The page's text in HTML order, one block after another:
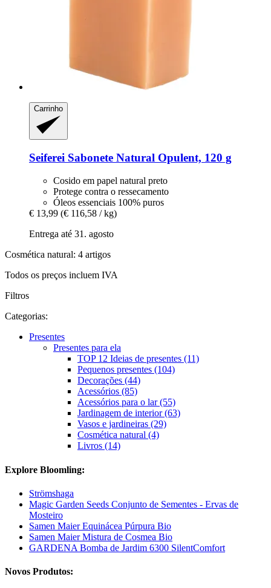
Carrinho
Seiferei Sabonete Natural Opulent, 120 g
Cosido em papel natural preto
Protege contra o ressecamento
Óleos essenciais 100% puros
€ 13,99 (€ 116,58 / kg)
Entrega até 31. agosto
Cosmética natural: 4 artigos
Todos os preços incluem IVA
Filtros
Categorias:
Presentes
Presentes para ela
TOP 12 Ideias de presentes (11)
Pequenos presentes (104)
Decorações (44)
Acessórios (85)
Acessórios para o lar (55)
Jardinagem de interior (63)
Vasos e jardineiras (29)
Cosmética natural (4)
Livros (14)
Explore Bloomling:
Strömshaga
Magic Garden Seeds Conjunto de Sementes - Ervas de
Mosteiro
Samen Maier Equinácea Púrpura Bio
Samen Maier Mistura de Cosmea Bio
GARDENA Bomba de Jardim 6300 SilentComfort
Novos Produtos: